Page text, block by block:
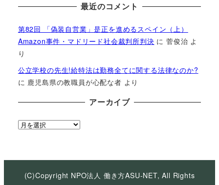
最近のコメント
第82回 「偽装自営業」是正を進めるスペイン（上）
Amazon事件・マドリード社会裁判所判決 に菅俊治 よ
り
公立学校の先生!給特法は勤務全てに関する法律なのか?
に 鹿児島県の教職員が心配な者 より
アーカイブ
ア
イ
(C)Copyright NPO法人 働き方ASU-NET, All Rights